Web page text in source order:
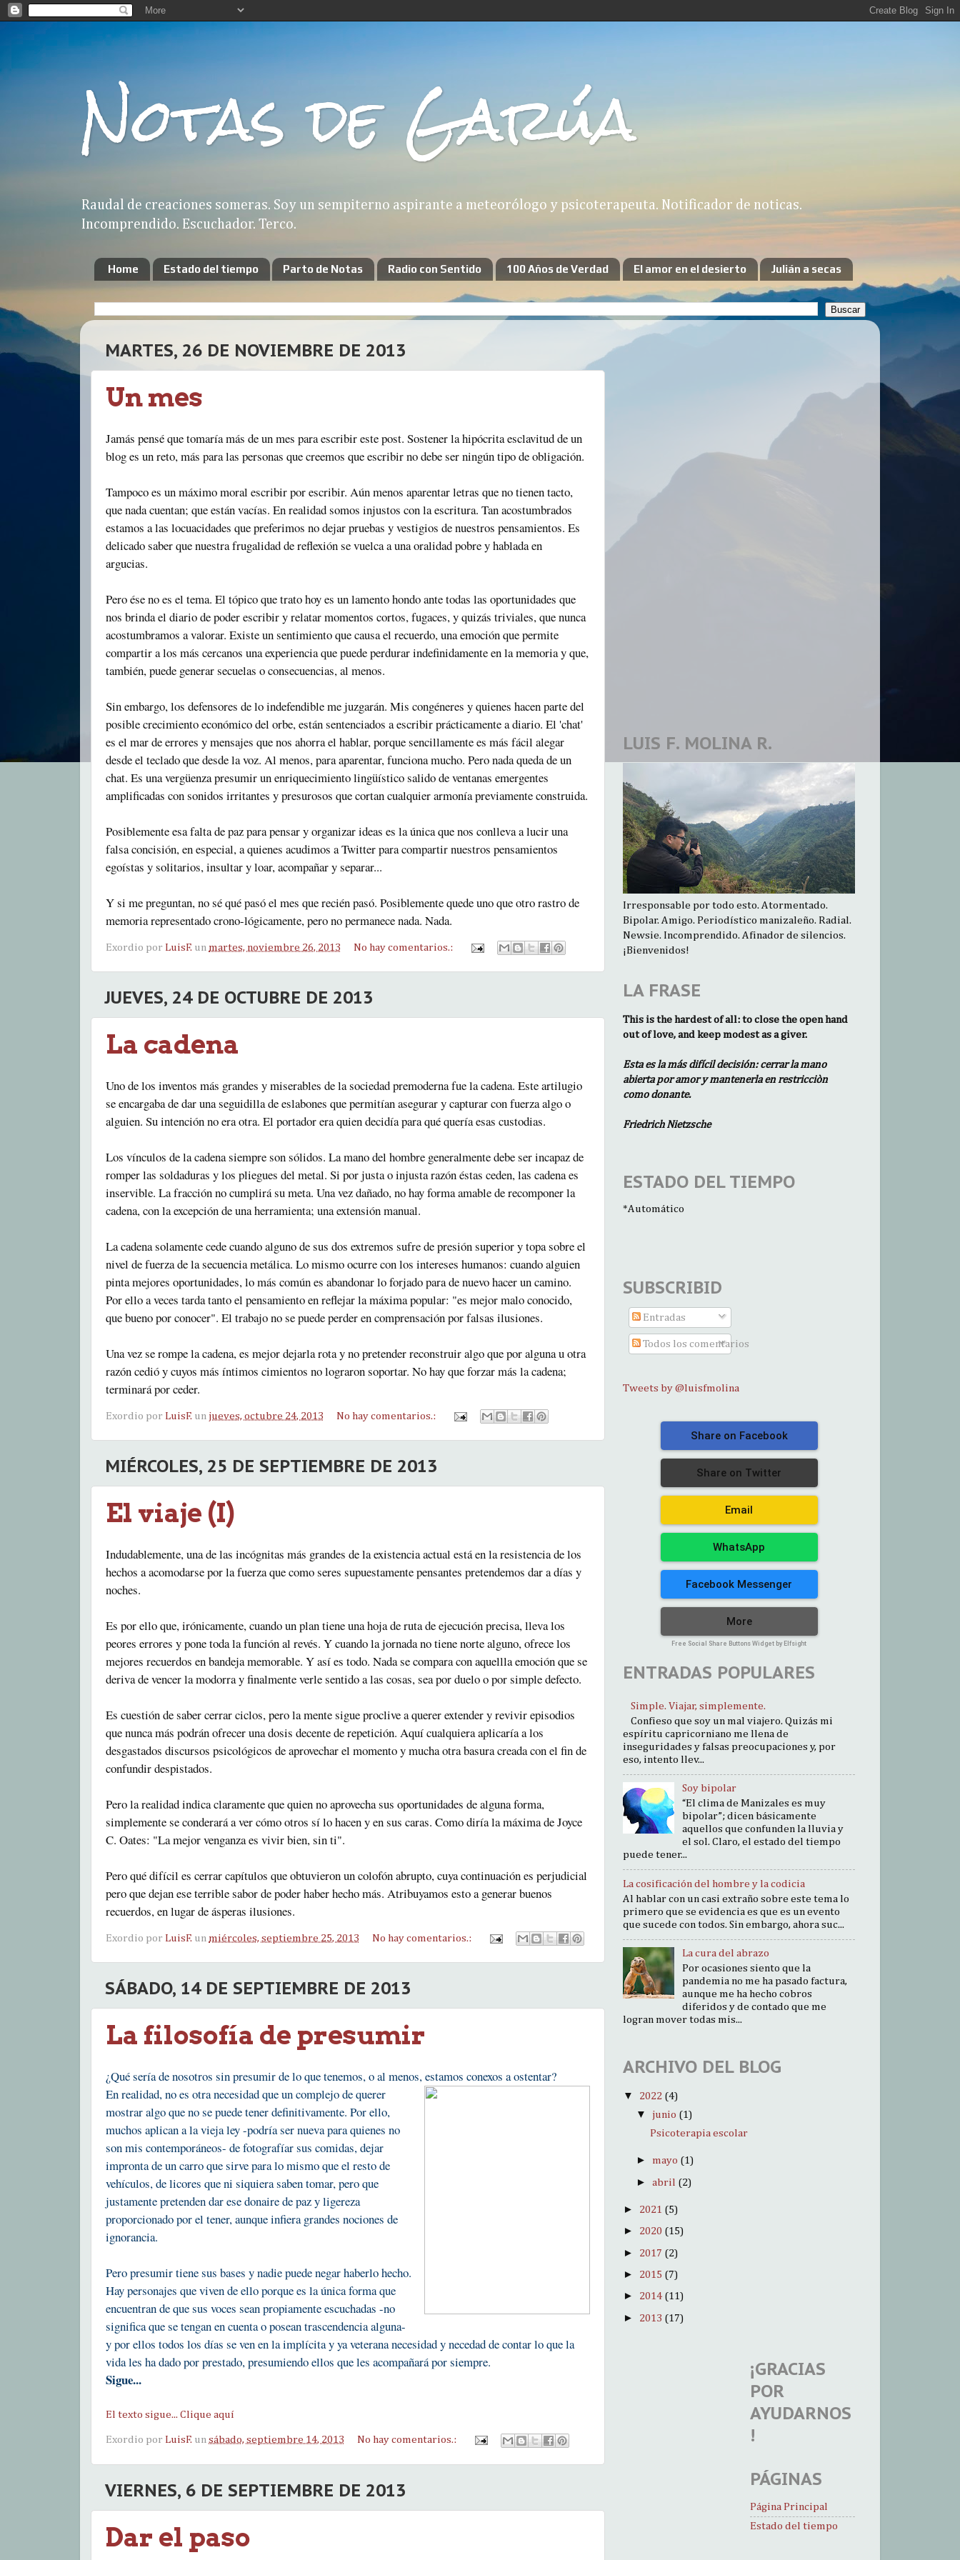
Notas de Garúa
Raudal de creaciones someras. Soy un sempiterno aspirante a meteorólogo y psicoterapeuta. Notificador de noticas.
Incomprendido. Escuchador. Terco.
Home Estado del tiempo Parto de Notas Radio con Sentido 100 Años de Verdad El amor en el desierto Julián a secas
MARTES, 26 DE NOVIEMBRE DE 2013
Un mes
Jamás pensé que tomaría más de un mes para escribir este post. Sostener la hipócrita esclavitud de un
blog es un reto, más para las personas que creemos que escribir no debe ser ningún tipo de obligación.
Tampoco es un máximo moral escribir por escribir. Aún menos aparentar letras que no tienen tacto,
que nada cuentan; que están vacías. En realidad somos injustos con la escritura. Tan acostumbrados
estamos a las locuacidades que preferimos no dejar pruebas y vestigios de nuestros pensamientos. Es
delicado saber que nuestra frugalidad de reflexión se vuelca a una oralidad pobre y hablada en
argucias.
Pero ése no es el tema. El tópico que trato hoy es un lamento hondo ante todas las oportunidades que
nos brinda el diario de poder escribir y relatar momentos cortos, fugaces, y quizás triviales, que nunca
acostumbramos a valorar. Existe un sentimiento que causa el recuerdo, una emoción que permite
compartir a los más cercanos una experiencia que puede perdurar indefinidamente en la memoria y que,
también, puede generar secuelas o consecuencias, al menos.
Sin embargo, los defensores de lo indefendible me juzgarán. Mis congéneres y quienes hacen parte del
posible crecimiento económico del orbe, están sentenciados a escribir prácticamente a diario. El 'chat'
es el mar de errores y mensajes que nos ahorra el hablar, porque sencillamente es más fácil alegar
desde el teclado que desde la voz. Al menos, para aparentar, funciona mucho. Pero nada queda de un
chat. Es una vergüenza presumir un enriquecimiento lingüístico salido de ventanas emergentes
amplificadas con sonidos irritantes y presurosos que cortan cualquier armonía previamente construida.
Posiblemente esa falta de paz para pensar y organizar ideas es la única que nos conlleva a lucir una
falsa concisión, en especial, a quienes acudimos a Twitter para compartir nuestros pensamientos
egoístas y solitarios, insultar y loar, acompañar y separar...
Y si me preguntan, no sé qué pasó el mes que recién pasó. Posiblemente quede uno que otro rastro de
memoria representado crono-lógicamente, pero no permanece nada. Nada.
Exordio por LuisF. un martes, noviembre 26, 2013 No hay comentarios.:
JUEVES, 24 DE OCTUBRE DE 2013
La cadena
Uno de los inventos más grandes y miserables de la sociedad premoderna fue la cadena. Este artilugio
se encargaba de dar una seguidilla de eslabones que permitían asegurar y capturar con fuerza algo o
alguien. Su intención no era otra. El portador era quien decidía para qué quería esas custodias.
Los vínculos de la cadena siempre son sólidos. La mano del hombre generalmente debe ser incapaz de
romper las soldaduras y los pliegues del metal. Si por justa o injusta razón éstas ceden, las cadena es
inservible. La fracción no cumplirá su meta. Una vez dañado, no hay forma amable de recomponer la
cadena, con la excepción de una herramienta; una extensión manual.
La cadena solamente cede cuando alguno de sus dos extremos sufre de presión superior y topa sobre el
nivel de fuerza de la secuencia metálica. Lo mismo ocurre con los intereses humanos: cuando alguien
pinta mejores oportunidades, lo más común es abandonar lo forjado para de nuevo hacer un camino.
Por ello a veces tarda tanto el pensamiento en reflejar la máxima popular: "es mejor malo conocido,
que bueno por conocer". El trabajo no se puede perder en comprensación por falsas ilusiones.
Una vez se rompe la cadena, es mejor dejarla rota y no pretender reconstruir algo que por alguna u otra
razón cedió y cuyos más íntimos cimientos no lograron soportar. No hay que forzar más la cadena;
terminará por ceder.
Exordio por LuisF. un jueves, octubre 24, 2013 No hay comentarios.:
MIÉRCOLES, 25 DE SEPTIEMBRE DE 2013
El viaje (I)
Indudablemente, una de las incógnitas más grandes de la existencia actual está en la resistencia de los
hechos a acomodarse por la fuerza que como seres supuestamente pensantes pretendemos dar a días y
noches.
Es por ello que, irónicamente, cuando un plan tiene una hoja de ruta de ejecución precisa, lleva los
peores errores y pone toda la función al revés. Y cuando la jornada no tiene norte alguno, ofrece los
mejores recuerdos en bandeja memorable. Y así es todo. Nada se compara con aquellla emoción que se
deriva de vencer la modorra y finalmente verle sentido a las cosas, sea por duelo o por simple defecto.
Es cuestión de saber cerrar ciclos, pero la mente sigue proclive a querer extender y revivir episodios
que nunca más podrán ofrecer una dosis decente de repetición. Aquí cualquiera aplicaría a los
desgastados discursos psicológicos de aprovechar el momento y mucha otra basura creada con el fin de
confundir despistados.
Pero la realidad indica claramente que quien no aprovecha sus oportunidades de alguna forma,
simplemente se conderará a ver cómo otros sí lo hacen y en sus caras. Como diría la máxima de Joyce
C. Oates: "La mejor venganza es vivir bien, sin ti".
Pero qué difícil es cerrar capítulos que obtuvieron un colofón abrupto, cuya continuación es perjudicial
pero que dejan ese terrible sabor de poder haber hecho más. Atribuyamos esto a generar buenos
recuerdos, en lugar de ásperas ilusiones.
Exordio por LuisF. un miércoles, septiembre 25, 2013 No hay comentarios.:
SÁBADO, 14 DE SEPTIEMBRE DE 2013
La filosofía de presumir
¿Qué sería de nosotros sin presumir de lo que tenemos, o al menos, estamos conexos a ostentar?
En realidad, no es otra necesidad que un complejo de querer
mostrar algo que no se puede tener definitivamente. Por ello,
muchos aplican a la vieja ley -podría ser nueva para quienes no
son mis contemporáneos- de fotografíar sus comidas, dejar
impronta de un carro que sirve para lo mismo que el resto de
vehículos, de licores que ni siquiera saben tomar, pero que
justamente pretenden dar ese donaire de paz y ligereza
proporcionado por el tener, aunque infiera grandes nociones de
ignorancia.
Pero presumir tiene sus bases y nadie puede negar haberlo hecho.
Hay personajes que viven de ello porque es la única forma que
encuentran de que sus voces sean propiamente escuchadas -no
significa que se tengan en cuenta o posean trascendencia alguna-
y por ellos todos los días se ven en la implícita y ya veterana necesidad y necedad de contar lo que la
vida les ha dado por prestado, presumiendo ellos que les acompañará por siempre.
Sigue...
El texto sigue... Clique aquí
Exordio por LuisF. un sábado, septiembre 14, 2013 No hay comentarios.:
VIERNES, 6 DE SEPTIEMBRE DE 2013
Dar el paso
LUIS F. MOLINA R.
Irresponsable por todo esto. Atormentado.
Bipolar. Amigo. Periodístico manizaleño. Radial.
Newsie. Incomprendido. Afinador de silencios.
¡Bienvenidos!
LA FRASE
This is the hardest of all: to close the open hand
out of love, and keep modest as a giver.
Esta es la más difícil decisión: cerrar la mano
abierta por amor y mantenerla en restricciòn
como donante.
Friedrich Nietzsche
ESTADO DEL TIEMPO
*Automático
SUBSCRIBID
Entradas
Todos los comentarios
Tweets by @luisfmolina
Share on Facebook
Share on Twitter
Email
WhatsApp
Facebook Messenger
More
Free Social Share Buttons Widget by Elfsight
ENTRADAS POPULARES
Simple. Viajar, simplemente.
Confieso que soy un mal viajero. Quizás mi
espíritu capricorniano me llena de
inseguridades y falsas preocupaciones y, por
eso, intento llev...
Soy bipolar
“El clima de Manizales es muy
bipolar”; dicen básicamente
aquellos que confunden la lluvia y
el sol. Claro, el estado del tiempo
puede tener...
La cosificación del hombre y la codicia
Al hablar con un casi extraño sobre este tema lo
primero que se evidencia es que es un evento
que sucede con todos. Sin embargo, ahora suc...
La cura del abrazo
Por ocasiones siento que la
pandemia no me ha pasado factura,
aunque me ha hecho cobros
diferidos y de contado que me
logran mover todas mis...
ARCHIVO DEL BLOG
▼ 2022 (4)
▼ junio (1)
Psicoterapia escolar
► mayo (1)
►abril (2)
► 2021 (5)
► 2020 (15)
► 2017 (2)
► 2015 (7)
► 2014 (11)
► 2013 (17)
¡GRACIAS
POR
AYUDARNOS
!
PÁGINAS
Página Principal
Estado del tiempo